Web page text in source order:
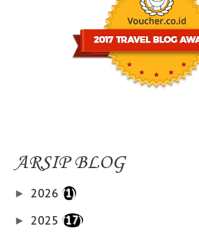
ARSIP BLOG
► 2026 (1)
► 2025 (17)